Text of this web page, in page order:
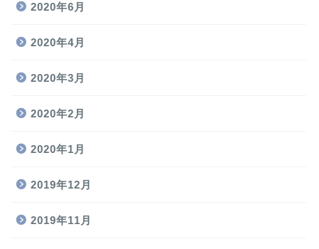
2020年6月
2020年4月
2020年3月
2020年2月
2020年1月
2019年12月
2019年11月